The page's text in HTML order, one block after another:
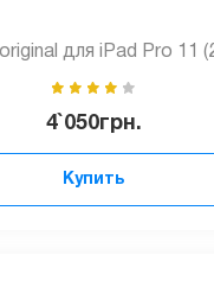
для iPad Pro 11
4`050грн.
Купить